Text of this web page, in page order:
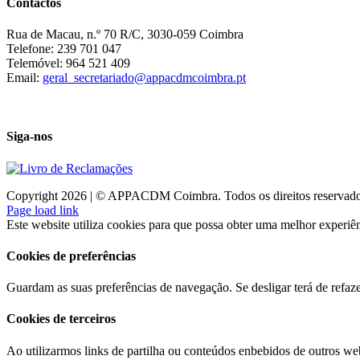
Rua de Macau, n.º 70 R/C, 3030-059 Coimbra
Telefone: 239 701 047
Telemóvel: 964 521 409
Email: geral_secretariado@appacdmcoimbra.pt
Siga-nos
Copyright 2026 | © APPACDM Coimbra. Todos os direitos
Page load link
Este website utiliza cookies para que possa obter uma melhor
Cookies de preferências
Guardam as suas preferências de navegação. Se desligar terá de
Cookies de terceiros
Ao utilizarmos links de partilha ou conteúdos enbebidos de outros